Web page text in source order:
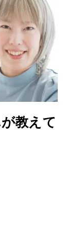
教えて
向かって